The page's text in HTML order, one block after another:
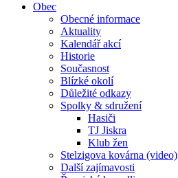
Obec
Obecné informace
Aktuality
Kalendář akcí
Historie
Současnost
Blízké okolí
Důležité odkazy
Spolky & sdružení
Hasiči
TJ Jiskra
Klub žen
Stelzigova kovárna (video)
Další zajímavosti